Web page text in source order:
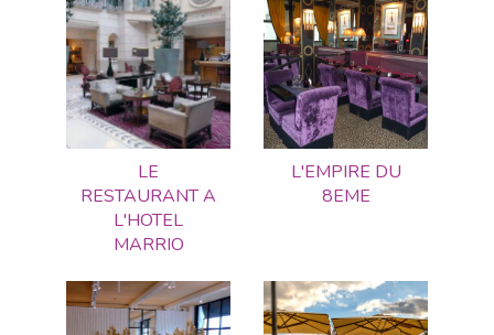
LE
RESTAURANT A
L'HOTEL
MARRIO
L'EMPIRE DU
8EME